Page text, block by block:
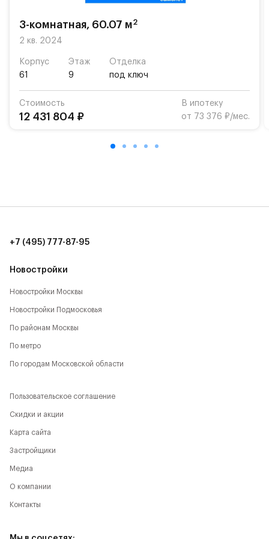
возможность посещения частной гимназии
Для автомобилистов — закрытые озеленённые
Территория квартала приватная, въезд
осуществляется по пропускам.#yan19-2r1353102#
3-комнатная, 60.07 м2
2 кв. 2024
Корпус
61
Этаж
9
Отделка
под ключ
Стоимость
12 431 804 ₽
В ипотеку
от 73 376 ₽/мес.
Новостройки
Новостройки Москвы
Новостройки Подмосковья
По районам Москвы
По метро
По городам Московской области
+7 (495) 777-87-95
Пользовательское соглашение
Скидки и акции
Карта сайта
Застройщики
Медиа
О компании
Контакты